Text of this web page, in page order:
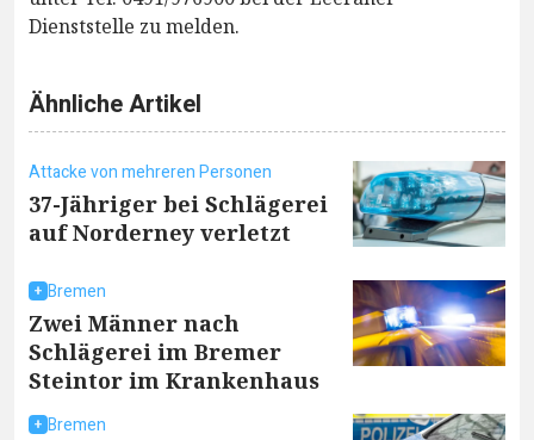
Dienststelle zu melden.
Ähnliche Artikel
Attacke von mehreren Personen
37-Jähriger bei Schlägerei
auf Norderney verletzt
Bremen
Zwei Männer nach
Schlägerei im Bremer
Steintor im Krankenhaus
Bremen